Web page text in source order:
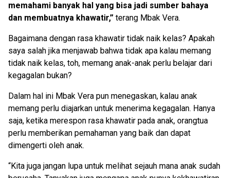
memahami banyak hal yang bisa jadi sumber bahaya
dan membuatnya khawatir,” terang Mbak Vera.
Bagaimana dengan rasa khawatir tidak naik kelas? Apakah
saya salah jika menjawab bahwa tidak apa kalau memang
tidak naik kelas, toh, memang anak-anak perlu belajar dari
kegagalan bukan?
Dalam hal ini Mbak Vera pun menegaskan, kalau anak
memang perlu diajarkan untuk menerima kegagalan. Hanya
saja, ketika merespon rasa khawatir pada anak, orangtua
perlu memberikan pemahaman yang baik dan dapat
dimengerti oleh anak.
“Kita juga jangan lupa untuk melihat sejauh mana anak sudah